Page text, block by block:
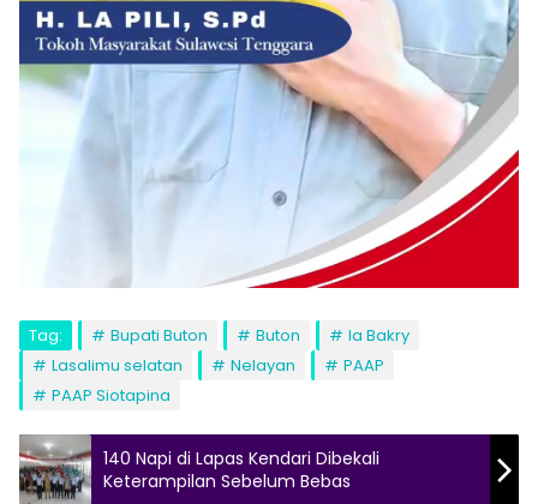
Tag: Bupati Buton Buton
la Bakry
Lasalimu selatan
Nelayan
PAAP
PAAP Siotapina
140 Napi di Lapas Kendari Dibekali
Keterampilan Sebelum Bebas